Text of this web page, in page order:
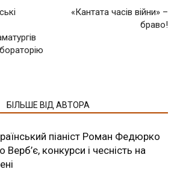
«Кантата часів війни» –
браво!
БІЛЬШЕ ВІД АВТОРА
піаніст Роман Федюрко
Верб’є, конкурси і чесність на